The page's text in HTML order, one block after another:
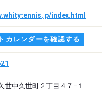
index.html
カレンダーを確認する
世中久世町２丁目４７−１